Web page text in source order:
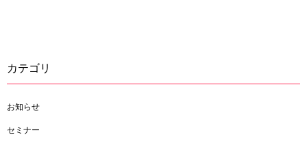
カテゴリ
お知らせ
セミナー